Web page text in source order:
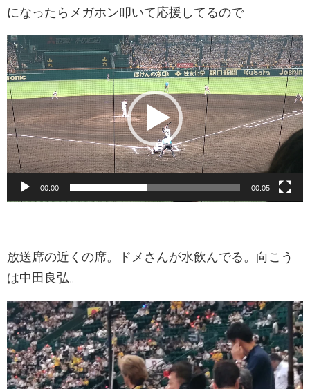
になったらメガホン叩いて応援してるので
動
画
プ
レ
ー
ヤ
ー
00:00 00:05
放送席の近くの席。ドメさんが水飲んでる。向こう
は中田良弘。